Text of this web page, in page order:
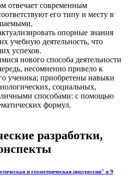
отвечает современным
его типу и месту в
опорные знания
учебную деятельность, что
успехов.
нового способа деятельности
несомненно привело к
ученика; приобретены навыки
социальных,
способами: с помощью
формул.
разработки,
и геометрическая прогрессии" в 9